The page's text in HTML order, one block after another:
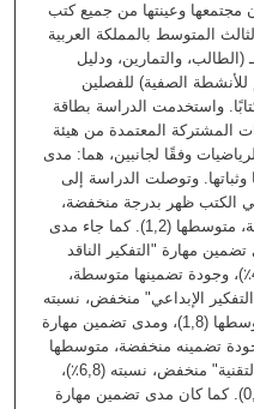
مجتمعها وعينتها من جميع كتب
المتوسط بالمملكة العربية
للعام الدراسي 1440/1441هـ (الطالب، والتمارين، ودليل
للأنشطة الصفية) للفصلين
الأول والثاني، وعددها (18) كتابًا. واستخدمت الدراسة بطاقة
المشتركة المعتمدة من هيئة
وفقًا لجانبين، هما: مدى
وثباتها. وتوصلت الدراسة إلى
الكتب ظهر بدرجة منخفضة،
نسبتها (16,9٪)، وجودة تضمين منخفضة، متوسطها (1,2). كما جاء مدى
مهارة "التفكير الناقد
وحل المشكلات" متوسطًا نسبته (41,9٪)، وجودة تضمينها متوسطة،
"التفكير الإبداعي" منخفض، نسبته
(12,4٪)، وجودة تضمينها متوسطة، متوسطها (1,8)، ومدى تضمين مهارة
منخفض، نسبته (27,5٪)، وجودة تضمينه منخفضة، متوسطها
(1,5). ومدى تضمين مهارة "استخدام التقنية" منخفض، نسبته (6,8٪)،
وجودة تضمينها منخفضة، متوسطها (0,7). كما كان مدى تضمين مهارة